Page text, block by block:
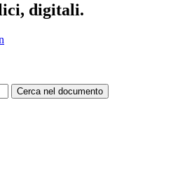
digitali.
Cerca nel documento